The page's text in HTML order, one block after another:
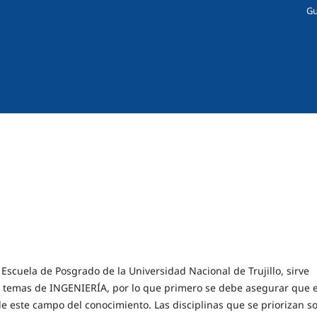
de Posgrado de la Universidad Nacional de Trujillo, sirve
de INGENIERÍA, por lo que primero se debe asegurar que
este campo del conocimiento. Las disciplinas que se priorizan